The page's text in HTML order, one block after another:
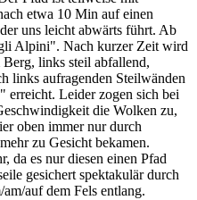
etwa 10 Min auf einen
uns leicht abwärts führt. Ab
Alpini". Nach kurzer Zeit wird
links steil abfallend,
links aufragenden Steilwänden
Leider zogen sich bei
die Wolken zu,
oben immer nur durch
zu Gesicht bekamen.
da es nur diesen einen Pfad
gesichert spektakulär durch
auf dem Fels entlang.